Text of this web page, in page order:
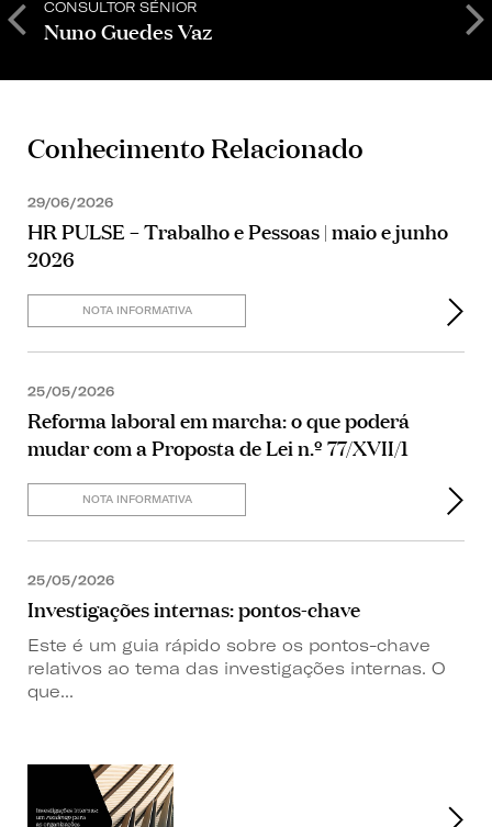
CONSULTOR SÉNIOR
Nuno Guedes Vaz
Conhecimento Relacionado
29/06/2026
HR PULSE – Trabalho e Pessoas | maio e junho
2026
NOTA INFORMATIVA
25/05/2026
Reforma laboral em marcha: o que poderá
mudar com a Proposta de Lei n.º 77/XVII/1
NOTA INFORMATIVA
25/05/2026
Investigações internas: pontos-chave
Este é um guia rápido sobre os pontos-chave
relativos ao tema das investigações internas. O
que...